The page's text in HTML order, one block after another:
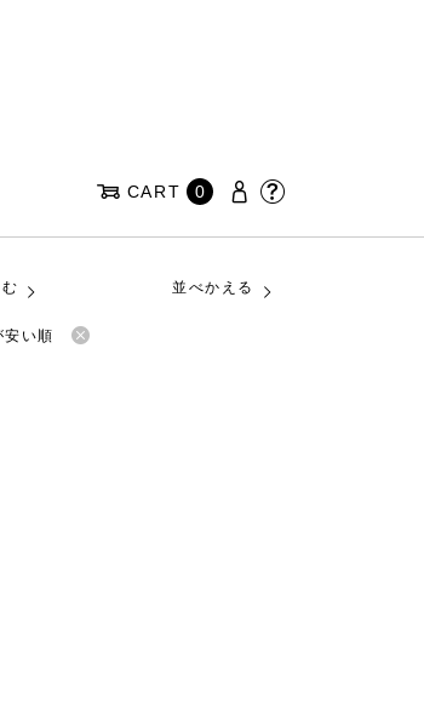
CART 0
並べかえる
安い順